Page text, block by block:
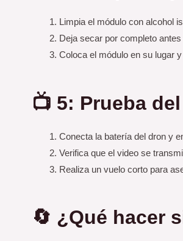
Limpia el módulo con alcohol
Deja secar por completo
Coloca el módulo en su lugar
📺 5: Prueba
Conecta la batería del dron y
Verifica que el video se
Realiza un vuelo corto para
🔄 ¿Qué hacer